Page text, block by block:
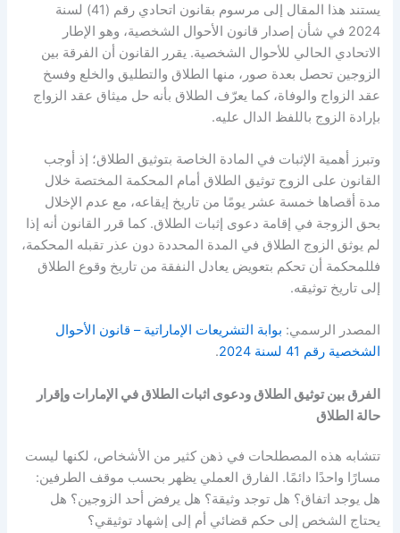
يستند هذا المقال إلى مرسوم بقانون اتحادي رقم (41)
لسنة
2024 في شأن إصدار قانون الأحوال الشخصية، وهو الإطار
الاتحادي الحالي للأحوال الشخصية. يقرر القانون أن الفرقة بين
الزوجين تحصل بعدة صور، منها الطلاق والتطليق والخلع وفسخ
عقد الزواج والوفاة، كما يعرّف الطلاق بأنه حل ميثاق عقد الزواج
بإرادة الزوج باللفظ الدال عليه.
وتبرز أهمية الإثبات في المادة الخاصة بتوثيق الطلاق؛ إذ أوجب
القانون على الزوج توثيق الطلاق أمام المحكمة المختصة خلال
مدة أقصاها خمسة عشر يومًا من تاريخ إيقاعه، مع عدم الإخلال
بحق الزوجة في إقامة دعوى إثبات الطلاق.كما قرر القانون أنه إذا
لم يوثق الزوج الطلاق في المدة المحددة دون عذر تقبله المحكمة،
فللمحكمة أن تحكم بتعويض يعادل النفقة من تاريخ وقوع الطلاق
إلى تاريخ توثيقه.
المصدر الرسمي: بوابة التشريعات الإماراتية– قانون الأحوال
الشخصية رقم 41 لسنة2024
.
الفرق بين توثيق الطلاق ودعوى اثبات الطلاق في الإمارات وإقرار
حالة الطلاق
تتشابه هذه المصطلحات في ذهن كثير من الأشخاص، لكنها ليست
مسارًا واحدًا دائمًا. الفارق العملي يظهر بحسب موقف الطرفين:
هل يوجد اتفاق؟ هل توجد وثيقة؟ هل يرفض أحد الزوجين؟ هل
يحتاج الشخص إلى حكم قضائي أم إلى إشهاد توثيقي؟